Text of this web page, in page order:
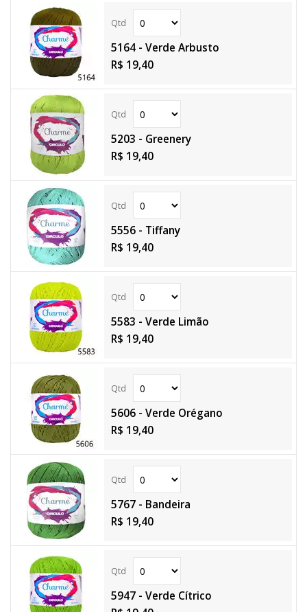
5164 - Verde Arbusto
R$ 19,40
5203 - Greenery
R$ 19,40
5556 - Tiffany
R$ 19,40
5583 - Verde Limão
R$ 19,40
5606 - Verde Orégano
R$ 19,40
5767 - Bandeira
R$ 19,40
5947 - Verde Cítrico